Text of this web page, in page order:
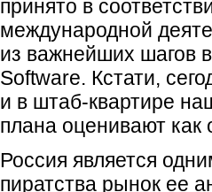
принято в
международной
из важнейших шагов
Software. Кстати,
и в штаб-квартире
плана оценивают как
Россия является
пиратства рынок ее